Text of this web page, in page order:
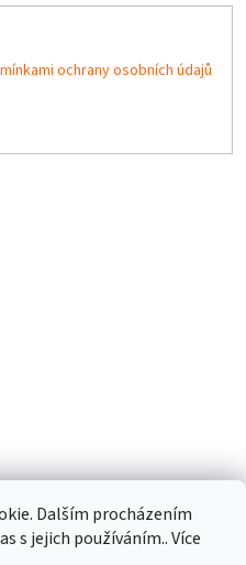
Dalším procházením
s jejich používáním.. Více
ochrany osobních údajů